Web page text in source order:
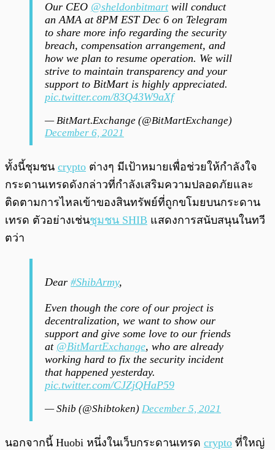
Our CEO @sheldonbitmartwill conduct
an AMA at 8PM EST Dec 6 on Telegram
to share more info regarding the security
breach, compensation arrangement, and
how we plan to resume operation. We will
strive to maintain transparency and your
support to BitMart is highly appreciated.
pic.twitter.com/83Q43W9aXf
— BitMart.Exchange (@BitMartExchange)
December 6, 2021
ทั้งนี้ชุมชน crypto ต่างๆ มีเป้าหมายเพื่อช่วยให้กำลังใจ
กระดานเทรดดังกล่าวที่กำลังเสริมความปลอดภัยและ
ติดตามการไหลเข้าของสินทรัพย์ที่ถูกขโมยบนกระดาน
เทรด ตัวอย่างเช่นชุมชน SHIB แสดงการสนับสนุนในทวี
ตว่า
Dear #ShibArmy,
Even though the core of our project is
decentralization, we want to show our
support and give some love to our friends
at @BitMartExchange, who are already
working hard to fix the security incident
that happened yesterday.
pic.twitter.com/CJZjQHaP59
— Shib (@Shibtoken) December 5, 2021
นอกจากนี้ Huobi หนึ่งในเว็บกระดานเทรด crypto ที่ใหญ่